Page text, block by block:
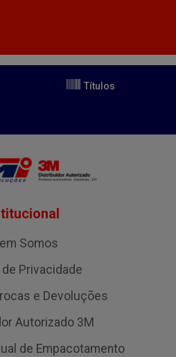
Títulos
Somos
Privacidade
e Devoluções
Autorizado 3M
de Empacotamento